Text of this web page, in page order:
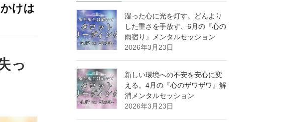
けは
っ
湿った心に光を灯す。どんより
した重さを手放す、6月の『心の
雨宿り』メンタルセッション
2026年3月23日
新しい環境への不安を安心に変
える。4月の『心のザワザワ』解
消メンタルセッション
2026年3月23日